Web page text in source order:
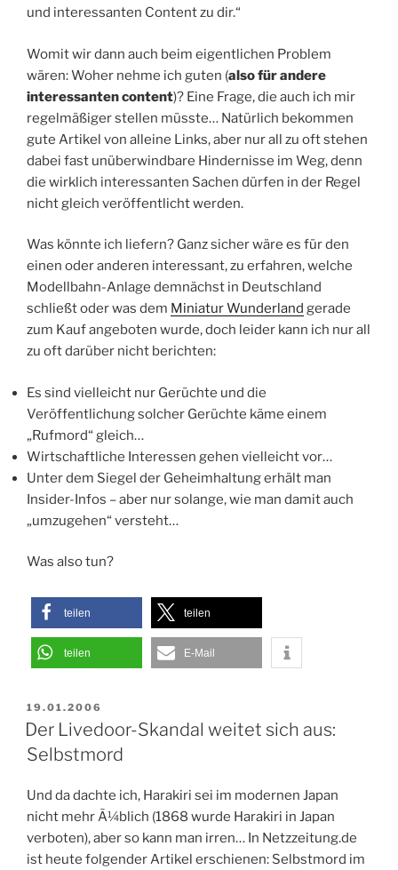
und interessanten Content zu dir.“
Womit wir dann auch beim eigentlichen Problem
wären: Woher nehme ich guten (also für andere
interessanten content)? Eine Frage, die auch ich mir
regelmäßiger stellen müsste… Natürlich bekommen
gute Artikel von alleine Links, aber nur all zu oft stehen
dabei fast unüberwindbare Hindernisse im Weg, denn
die wirklich interessanten Sachen dürfen in der Regel
nicht gleich veröffentlicht werden.
Was könnte ich liefern? Ganz sicher wäre es für den
einen oder anderen interessant, zu erfahren, welche
Modellbahn-Anlage demnächst in Deutschland
schließt oder was dem Miniatur Wunderland gerade
zum Kauf angeboten wurde, doch leider kann ich nur all
zu oft darüber nicht berichten:
Es sind vielleicht nur Gerüchte und die
Veröffentlichung solcher Gerüchte käme einem
„Rufmord“ gleich…
Wirtschaftliche Interessen gehen vielleicht vor…
Unter dem Siegel der Geheimhaltung erhält man
Insider-Infos – aber nur solange, wie man damit auch
„umzugehen“ versteht…
Was also tun?
teilen teilen
teilen E-Mail
VERÖFFENTLICHT
AM
19.01.2006
Der Livedoor-Skandal weitet sich aus:
Selbstmord
Und da dachte ich, Harakiri sei im modernen Japan
nicht mehr Ã¼blich (1868 wurde Harakiri in Japan
verboten), aber so kann man irren… In Netzzeitung.de
ist heute folgender Artikel erschienen: Selbstmord im